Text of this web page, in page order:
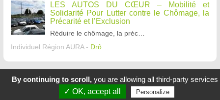
LES AUTOS DU CŒUR – Mobilité et
Solidarité Pour Lutter contre le Chômage, la
Précarité et l’Exclusion
Individuel Région AURA - Drôme
Nous contacter
By continuing to scroll, you are allowing all third-party services
✓ OK, accept all
Personalize